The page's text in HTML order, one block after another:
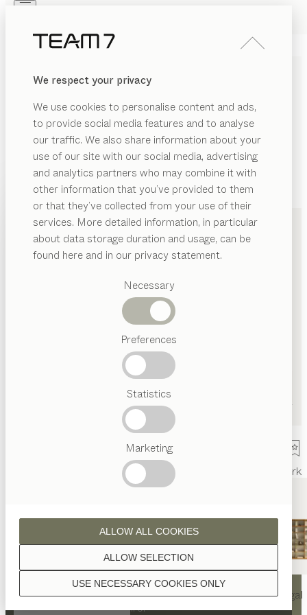
We respect your privacy
We use cookies to personalise content and ads,
to provide social media features and to analyse
our traffic. We also share information about your
use of our site with our social media, advertising
and analytics partners who may combine it with
other information that you’ve provided to them
or that they’ve collected from your use of their
services. More detailed information, in particular
about data storage duration and usage, can be
found here and in our privacy statement.
Necessary
Preferences
Statistics
Marketing
USE NECESSARY COOKIES ONLY
ALLOW SELECTION
ALLOW ALL COOKIES
PRODUKTE
INSPIRATION
HÄNDLER
Vorgeschlagene
Kategorien
Österreichisches
Handwerk
nyaTisch nyaStuhl filignoRegal
PRODUKTE
INSPIRATION
ÜBER UNS
+43 5352 22550
Referenzen Kontakt
KONTAKT
TEAM 7 St. Johann in Tirol